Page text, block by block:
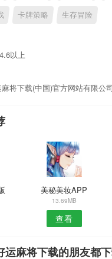
卡牌策略 生存冒险
以上
将下载(中国)官方网站有限公司
美秘美妆APP
13.69MB
查看
运麻将下载的朋友都